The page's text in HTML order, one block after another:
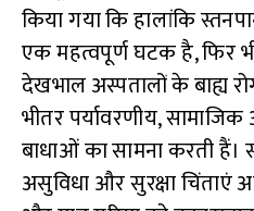
किया गया कि हालांकि
एक महत्वपूर्ण घटक है, फिर
देखभाल अस्पतालों के बाह्य
भीतर पर्यावरणीय,
बाधाओं का सामना करती हैं।
असुविधा और सुरक्षा चिंताएं